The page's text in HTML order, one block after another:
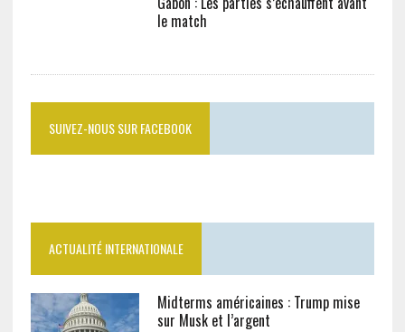
le match
SUIVEZ-NOUS SUR FACEBOOK
ACTUALITÉ INTERNATIONALE
Midterms américaines : Trump mise
sur Musk et l’argent